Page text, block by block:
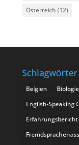
Österreich (12)
Schlagwörter
Belgien Biologie
English-Speaking
Erfahrungsbericht